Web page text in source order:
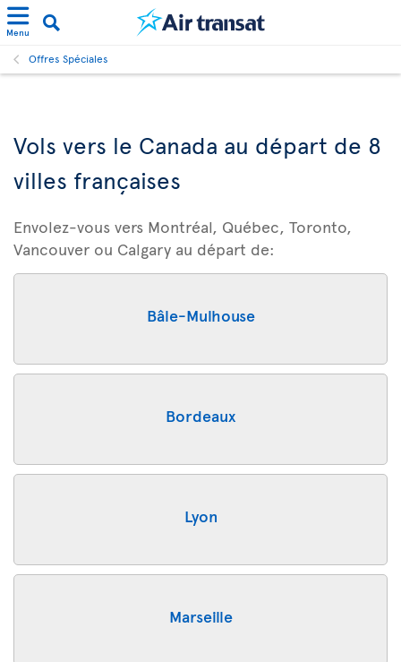
Menu
Offres Spéciales
Vols vers le Canada au départ de 8
villes françaises
Envolez-vous vers Montréal, Québec, Toronto,
Vancouver ou Calgary au départ de:
Bâle-Mulhouse
Bordeaux
Lyon
Marseille